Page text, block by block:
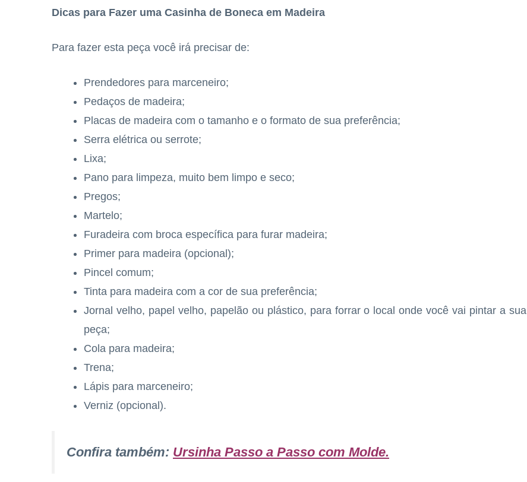
Dicas para Fazer uma Casinha de Boneca em Madeira
Para fazer esta peça você irá precisar de:
Prendedores para marceneiro;
Pedaços de madeira;
Placas de madeira com o tamanho e o formato de sua preferência;
Serra elétrica ou serrote;
Lixa;
Pano para limpeza, muito bem limpo e seco;
Pregos;
Martelo;
Furadeira com broca específica para furar madeira;
Primer para madeira (opcional);
Pincel comum;
Tinta para madeira com a cor de sua preferência;
Jornal velho, papel velho, papelão ou plástico, para forrar o local onde você vai pintar a sua
peça;
Cola para madeira;
Trena;
Lápis para marceneiro;
Verniz (opcional).
Confira também: Ursinha Passo a Passo com Molde.